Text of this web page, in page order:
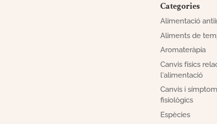
Categories
Alimentació
Aliments de
Aromateràpia
Canvis físics
l'alimentació
Canvis i
fisiològics
Espècies